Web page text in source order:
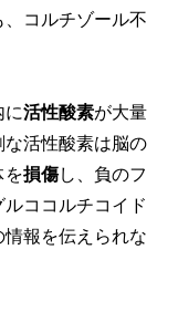
、コルチゾール不
活性酸素が大量
活性酸素は脳の
を損傷し、負のフ
ココルチコイド
報を伝えられな